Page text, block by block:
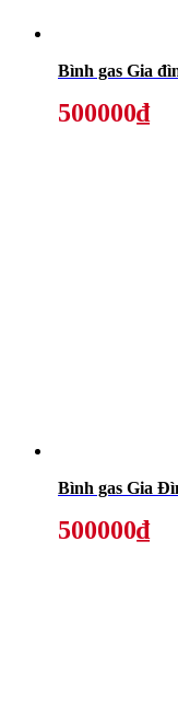
Bình gas Gia
500000₫
Bình gas Gia
500000₫